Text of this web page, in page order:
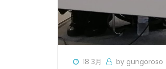
18 3月 by gungoroso